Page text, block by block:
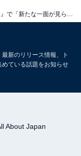
新のリリース情報、ト
ている話題をお知らせ
About Japan